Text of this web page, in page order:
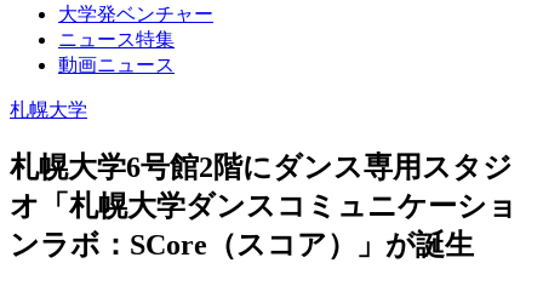
大学発ベンチャー
ニュース特集
動画ニュース
札幌大学
札幌大学6号館2階にダンス専用スタジ
オ「札幌大学ダンスコミュニケーショ
ンラボ：SCore（スコア）」が誕生